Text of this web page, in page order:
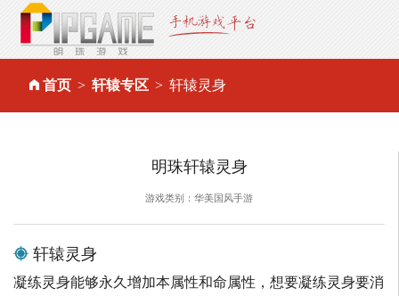
首页 轩辕专区 轩辕灵身
明珠轩辕灵身
游戏类别：华美国风手游
轩辕灵身
凝练灵身能够永久增加本属性和命属性，想要凝练灵身要消